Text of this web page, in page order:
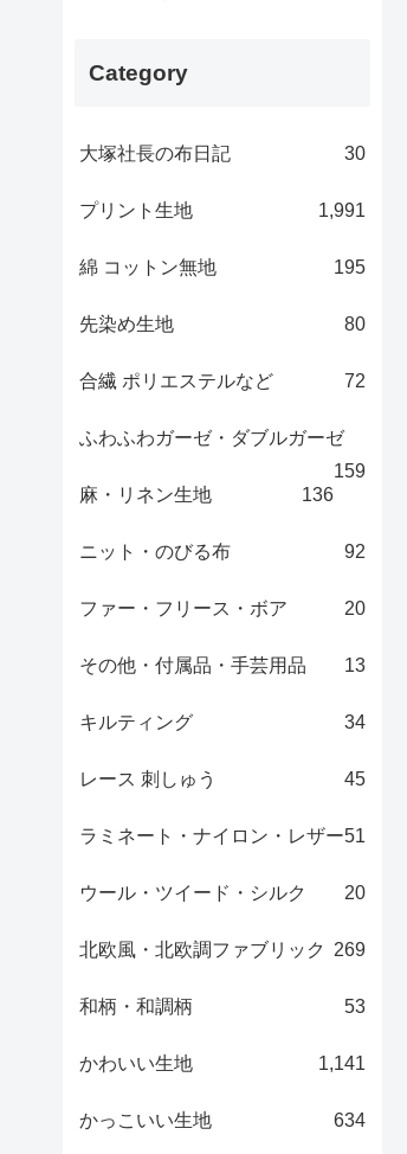
Category
大塚社長の布日記 30
プリント生地 1,991
綿 コットン無地 195
先染め生地 80
合繊 ポリエステルなど 72
ふわふわガーゼ・ダブルガーゼ
159
麻・リネン生地
136
ニット・のびる布 92
ファー・フリース・ボア 20
その他・付属品・手芸用品 13
キルティング 34
レース 刺しゅう 45
ラミネート・ナイロン・レザー51
ウール・ツイード・シルク 20
北欧風・北欧調ファブリック 269
和柄・和調柄 53
かわいい生地 1,141
かっこいい生地 634